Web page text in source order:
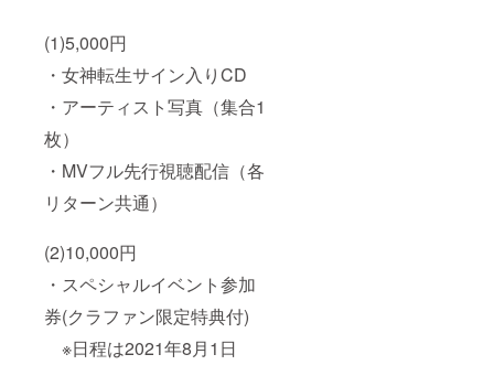
(1)5,000円
・女神転生サイン入りCD
・アーティスト写真（集合1
枚）
・MVフル先行視聴配信（各
リターン共通）
(2)10,000円
・スペシャルイベント参加
券(クラファン限定特典付)
※日程は2021年8月1日